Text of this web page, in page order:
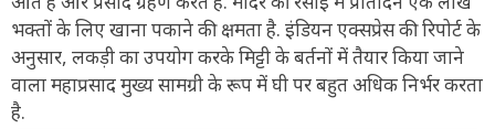
भक्तों के लिए खाना पकाने की क्षमता है. इंडियन एक्सप्रेस की रिपोर्ट के
अनुसार, लकड़ी का उपयोग करके मिट्टी के बर्तनों में तैयार किया जाने
वाला महाप्रसाद मुख्य सामग्री के रूप में घी पर बहुत अधिक निर्भर करता
है.